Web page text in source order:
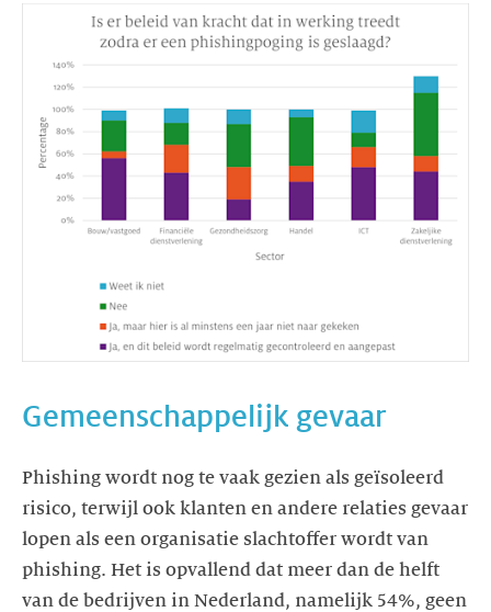
Gemeenschappelijk gevaar
Phishing wordt nog te vaak gezien als geïsoleerd
risico, terwijl ook klanten en andere relaties gevaar
lopen als een organisatie slachtoffer wordt van
phishing. Het is opvallend dat meer dan de helft
van de bedrijven in Nederland, namelijk 54%, geen